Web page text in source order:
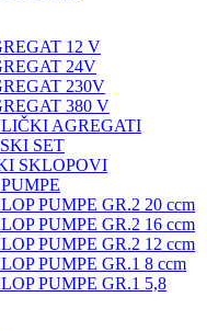
12 V
24V
230V
380 V
AGREGATI
SET
SKLOPOVI
PUMPE GR.2 20 ccm
PUMPE GR.2 16 ccm
PUMPE GR.2 12 ccm
PUMPE GR.1 8 ccm
PUMPE GR.1 5,8